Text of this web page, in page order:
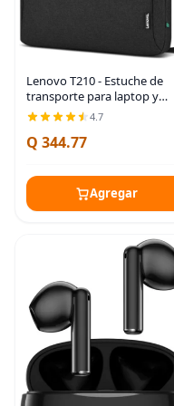
Lenovo T210 - Estuche de
transporte para laptop y
tablet de 15.6 pulgadas,
diseño elegante, tela
duradera y repelente al agua
4.7
Q 344.77
Agregar